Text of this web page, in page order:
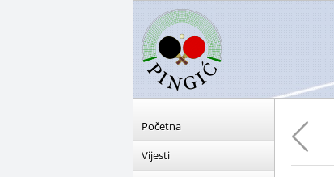
Početna
Vijesti